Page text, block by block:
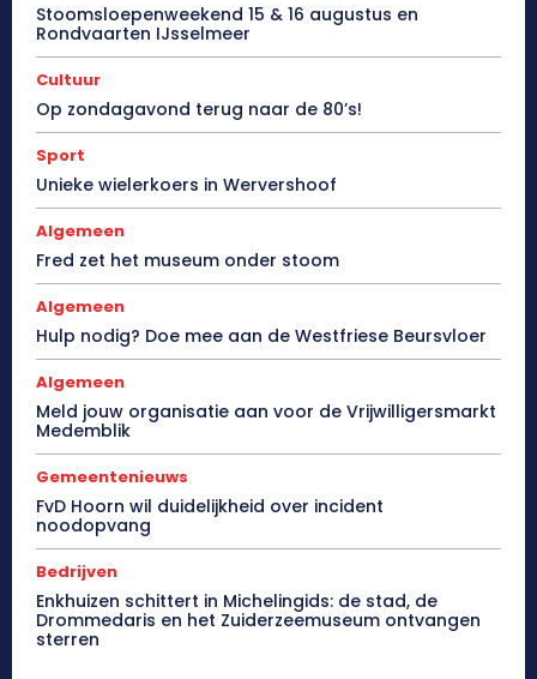
Stoomsloepenweekend 15 & 16 augustus en
Rondvaarten IJsselmeer
Cultuur
Op zondagavond terug naar de 80’s!
Sport
Unieke wielerkoers in Wervershoof
Algemeen
Fred zet het museum onder stoom
Algemeen
Hulp nodig? Doe mee aan de Westfriese Beursvloer
Algemeen
Meld jouw organisatie aan voor de Vrijwilligersmarkt
Medemblik
Gemeentenieuws
FvD Hoorn wil duidelijkheid over incident
noodopvang
Bedrijven
Enkhuizen schittert in Michelingids: de stad, de
Drommedaris en het Zuiderzeemuseum ontvangen
sterren